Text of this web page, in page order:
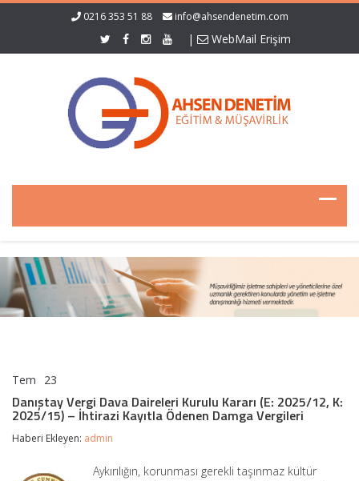
0216 353 51 88 info@ahsendenetim.com
| WebMail Erişim
Tem 23
Dava
Daireleri
Kurulu
2025/12,
Danıştay Vergi Dava Daireleri Kurulu Kararı (E: 2025/12, K:
2025/15) – İhtirazi Kayıtla Ödenen Damga Vergileri
Haberi Ekleyen: admin
Aykırılığın, korunması gerekli taşınmaz kültür